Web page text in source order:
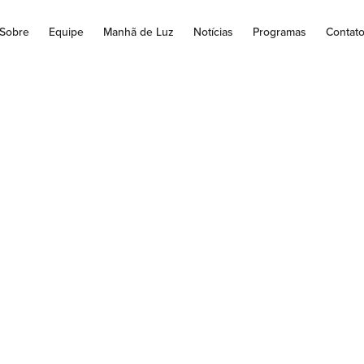
Sobre Equipe Manhã de Luz Notícias Programas Contato